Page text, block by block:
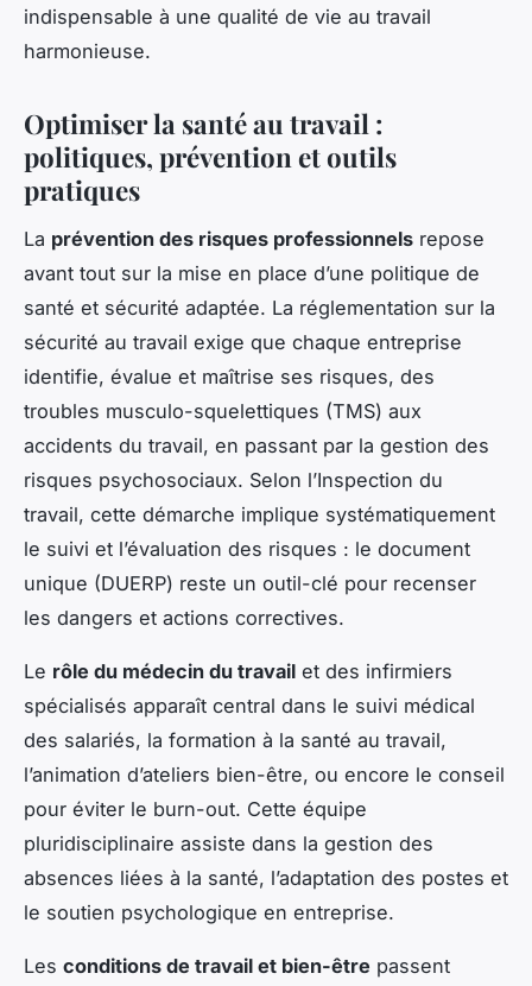
indispensable à une qualité de vie au travail
harmonieuse.
Optimiser la santé au travail :
politiques, prévention et outils
pratiques
La prévention des risques professionnels repose
avant tout sur la mise en place d’une politique de
santé et sécurité adaptée. La réglementation sur la
sécurité au travail exige que chaque entreprise
identifie, évalue et maîtrise ses risques, des
troubles musculo-squelettiques (TMS) aux
accidents du travail, en passant par la gestion des
risques psychosociaux. Selon l’Inspection du
travail, cette démarche implique systématiquement
le suivi et l’évaluation des risques : le document
unique (DUERP) reste un outil-clé pour recenser
les dangers et actions correctives.
Le rôle du médecin du travail et des infirmiers
spécialisés apparaît central dans le suivi médical
des salariés, la formation à la santé au travail,
l’animation d’ateliers bien-être, ou encore le conseil
pour éviter le burn-out. Cette équipe
pluridisciplinaire assiste dans la gestion des
absences liées à la santé, l’adaptation des postes et
le soutien psychologique en entreprise.
Les conditions de travail et bien-être passent